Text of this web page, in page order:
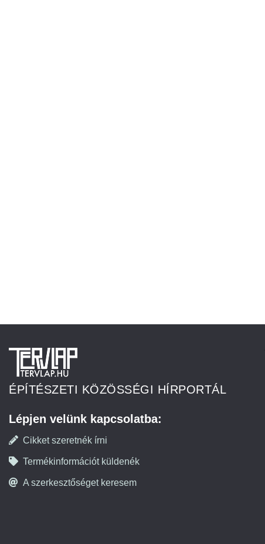
ÉPÍTÉSZETI KÖZÖSSÉGI HÍRPORTÁL
Lépjen velünk kapcsolatba:
Cikket szeretnék írni
Termékinformációt küldenék
A szerkesztőséget keresem